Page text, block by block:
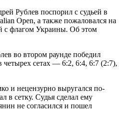
Рублев поспорил с судьей в
Open, а также пожаловался на
с флагом Украины. Об этом
во втором раунде победил
сетах — 6:2, 6:4, 6:7 (2:7),
и нецензурно выругался по-
в сетку. Судья сделал ему
не согласился и пошел